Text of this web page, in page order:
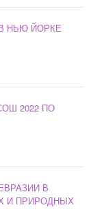
НЬЮ ЙОРКЕ
2022 ПО
В
И ПРИРОДНЫХ